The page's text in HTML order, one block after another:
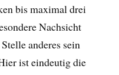
bis maximal drei
Nachsicht
anderes sein
ist eindeutig die